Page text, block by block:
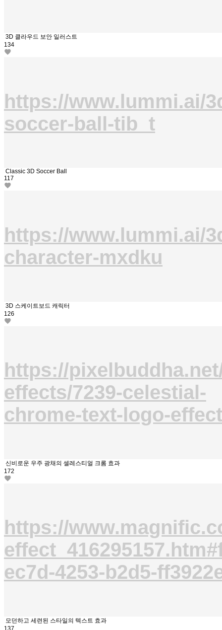
3D 클라우드 보안 일러스트
134
https://www.lummi.ai/
soccer-ball-tib_t
Classic 3D Soccer Ball
117
https://www.lummi.ai/
character-mxdku
3D 스케이트보드 캐릭터
126
https://
effects/7239-celestial-
chrome-text-logo-effect
신비로운 우주 광채의 셀레스티얼 크롬 효과
172
https://
ec7d-4253-b2d5-
모던하고 세련된 스타일의 텍스트 효과
137